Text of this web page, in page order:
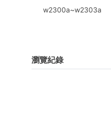
w2300a~w2303a
瀏覽紀錄